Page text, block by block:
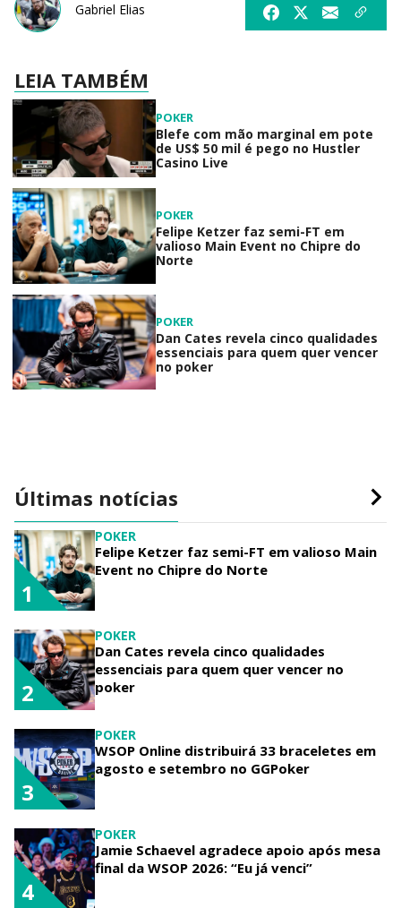
Gabriel Elias
LEIA TAMBÉM
POKER
Blefe com mão marginal em pote
de US$ 50 mil é pego no Hustler
Casino Live
POKER
Felipe Ketzer faz semi-FT em
valioso Main Event no Chipre do
Norte
POKER
Dan Cates revela cinco qualidades
essenciais para quem quer vencer
no poker
Últimas notícias
POKER
Felipe Ketzer faz semi-FT em valioso Main
Event no Chipre do Norte
1
POKER
Dan Cates revela cinco qualidades
essenciais para quem quer vencer no
poker
2
POKER
WSOP Online distribuirá 33 braceletes em
agosto e setembro no GGPoker
3
POKER
Jamie Schaevel agradece apoio após mesa
final da WSOP 2026: “Eu já venci”
4